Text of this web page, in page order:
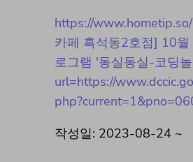
https://
카페 흑석동2호점] 10
로그램 '동실동실-코딩
url=https://
작성일: 2023-08-24 ~